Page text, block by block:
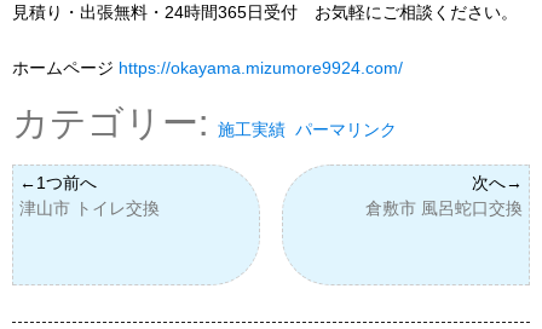
見積り・出張無料・24時間365日受付 お気軽にご相談ください。
ホームページ https://okayama.mizumore9924.com/
カテゴリー: 施工実績 パーマリンク
津山市 トイレ交換 倉敷市 風呂蛇口交換